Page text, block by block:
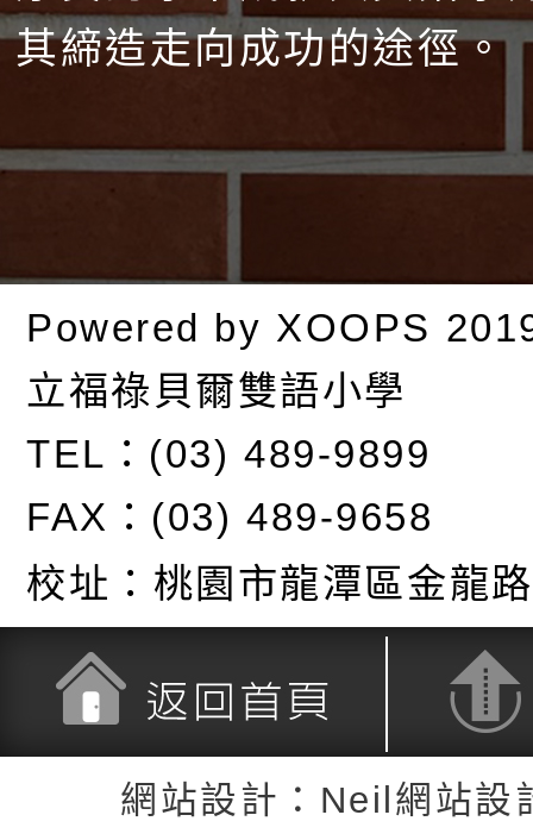
其締造走向成功的途徑。
Powered by XOOPS
立福祿貝爾雙語小學
TEL：(03) 489-9899
FAX：(03) 489-9658
校址： 桃園市龍潭區金龍
返回首頁 返回頂端
網站設計：Neil網站設